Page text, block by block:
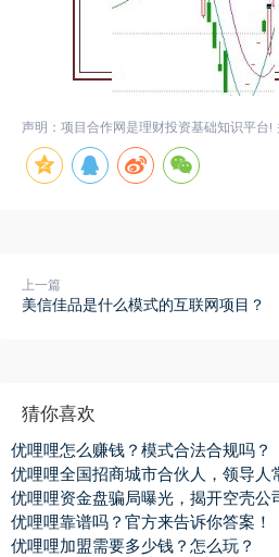
声明：项目合作网是理财投资基础知识平台
上一篇
美信佳品是什么模式的互联网项目？
猜你喜欢
优哩哩怎么赚钱？模式合法合规吗？
优哩哩全国招商城市合伙人，领导人
优哩哩资金盘骗局曝光，揭开空壳公
优哩哩靠谱吗？官方来告诉你答案！
优哩哩加盟需要多少钱？怎么玩？